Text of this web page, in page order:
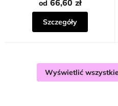
od 66,60 zł
Szczegóły
Wyświetlić